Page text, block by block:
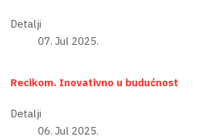
Detalji
07. Jul 2025.
Recikom. Inovativno u budućnost
Detalji
06. Jul 2025.